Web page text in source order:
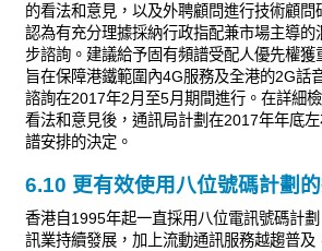
的看法和意見，以及外聘顧問進行技術顧問
認為有充分理據採納行政指配兼市場主導的
步諮詢。建議給予固有頻譜受配人優先權獲
旨在保障港鐵範圍內4G服務及全港的2G話
諮詢在2017年2月至5月期間進行。在詳細
看法和意見後，通訊局計劃在2017年年底
譜安排的決定。
6.10 更有效使用八位號碼計劃
香港自1995年起一直採用八位電訊號碼計
訊業持續發展，加上流動通訊服務越趨普及